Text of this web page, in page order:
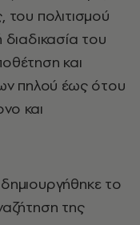
του πολιτισμού
διαδικασία του
και
πηλού έως ότου
και
το
της